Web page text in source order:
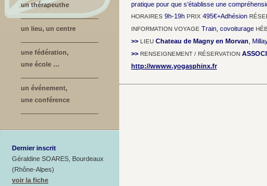
un thérapeuthe
un lieu, un centre
une fédération,
une école …
un événement,
une conférence
Dernier inscrit
Géraldine SOARES, Bourdeaux
(Rhône-Alpes)
voir la fiche
pratique pour que s’établisse une
HORAIRES 9h-19h PRIX 495€+Adhésion
INFORMATION VOYAGE Train, covoiturage
>> LIEU Chateau de Magny en Morvan ,
>> RENSEIGNEMENT / RÉSERVATION
http://wwww.yogasphinx.fr